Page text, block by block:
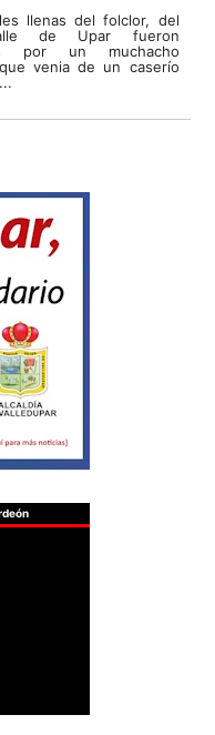
llenas del folclor, del
de Upar fueron
por un muchacho
venia de un caserío